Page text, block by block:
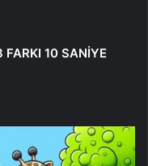
FARKI 10 SANİYE